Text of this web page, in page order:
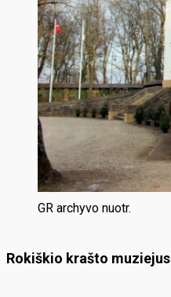
GR archyvo nuotr.
Rokiškio krašto muziejus